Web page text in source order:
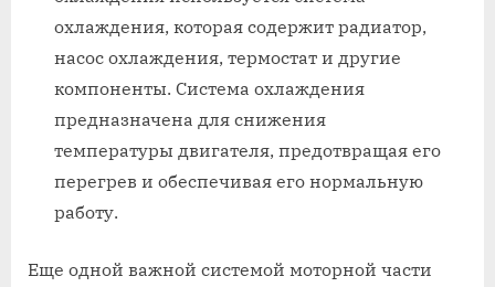
охлаждения, которая содержит радиатор,
насос охлаждения, термостат и другие
компоненты. Система охлаждения
предназначена для снижения
температуры двигателя, предотвращая его
перегрев и обеспечивая его нормальную
работу.
Еще одной важной системой моторной части